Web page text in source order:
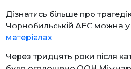
Дізнатись більше про
Чорнобильській АЕС можна у
матеріалах
Через тридцять роки після